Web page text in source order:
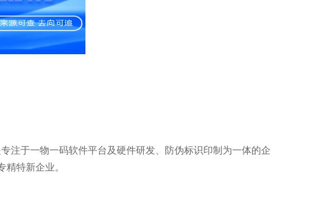
注于一物一码软件平台及硬件研发、防伪标识印制为一体的企
特新企业。